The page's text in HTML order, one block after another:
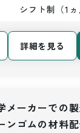
シフト制（1ヵ
詳細を見る
メーカーでの
ンゴムの材料配